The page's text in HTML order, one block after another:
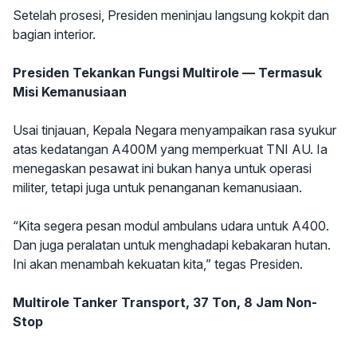
Setelah prosesi, Presiden meninjau langsung kokpit dan
bagian interior.
Presiden Tekankan Fungsi Multirole — Termasuk
Misi Kemanusiaan
Usai tinjauan, Kepala Negara menyampaikan rasa syukur
atas kedatangan A400M yang memperkuat TNI AU. Ia
menegaskan pesawat ini bukan hanya untuk operasi
militer, tetapi juga untuk penanganan kemanusiaan.
“Kita segera pesan modul ambulans udara untuk A400.
Dan juga peralatan untuk menghadapi kebakaran hutan.
Ini akan menambah kekuatan kita,” tegas Presiden.
Multirole Tanker Transport, 37 Ton, 8 Jam Non-
Stop